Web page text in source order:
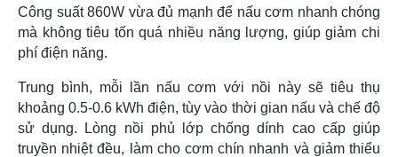
Công suất 860W vừa đủ mạnh để nấu cơm nhanh chóng
mà không tiêu tốn quá nhiều năng lượng, giúp giảm chi
phí điện năng.
Trung bình, mỗi lần nấu cơm với nồi này sẽ tiêu thụ
khoảng 0.5-0.6 kWh điện, tùy vào thời gian nấu và chế độ
sử dụng. Lòng nồi phủ lớp chống dính cao cấp giúp
truyền nhiệt đều, làm cho cơm chín nhanh và giảm thiểu